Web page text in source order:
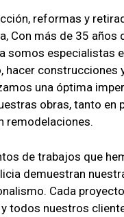
reformas y
Con más de 35 años
somos especialistas
hacer construcciones
una óptima
obras, tanto en
remodelaciones.
de trabajos que
demuestran
Cada
todos nuestros